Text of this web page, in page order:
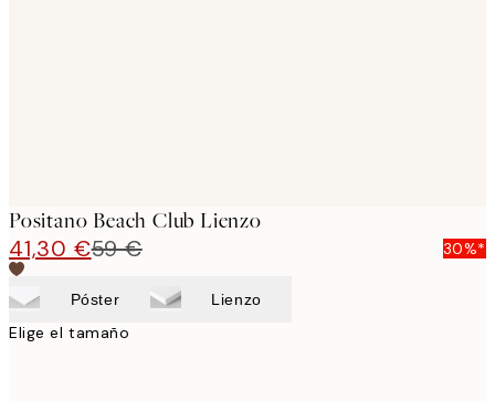
Positano Beach Club Lienzo
41,30 €59 € 30%*
Póster Lienzo
Elige el tamaño